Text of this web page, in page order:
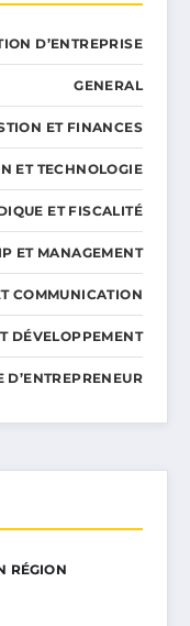
D’ENTREPRISE
GENERAL
ET FINANCES
ET TECHNOLOGIE
ET FISCALITÉ
ET MANAGEMENT
COMMUNICATION
DÉVELOPPEMENT
D’ENTREPRENEUR
RÉGION